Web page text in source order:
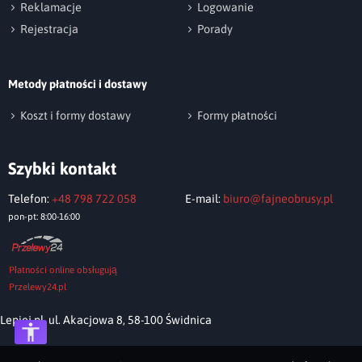
Reklamacje
Logowanie
Rejestracja
Porady
Metody płatności i dostawy
Koszt i formy dostawy Formy płatności
Szybki kontakt
Telefon: +48 798 722 058
pon-pt: 8:00-16:00
E-mail: biuro@fajneobrusy.pl
Płatności online obsługują
Przelewy24.pl
Lepiej.pl, ul. Akacjowa 8, 58-100 Świdnica